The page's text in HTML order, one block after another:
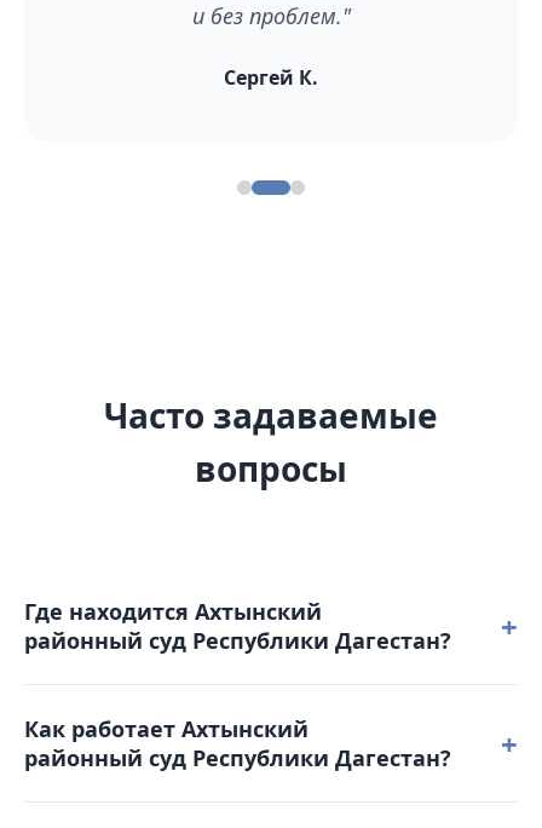
и без проблем."
Сергей К.
Часто задаваемые
вопросы
Где находится Ахтынский
районный суд Республики Дагестан?
+
расположен по адресу: 368730, Республика
Дагестан, с. Ахты, ул. П. Перинова, д. 1.
Как работает Ахтынский
районный суд Республики Дагестан?
+